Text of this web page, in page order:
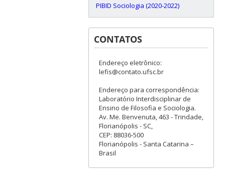
PIBID Sociologia (2020-2022)
CONTATOS
Endereço eletrônico:
lefis@contato.ufsc.br
Endereço para correspondência:
Laboratório Interdisciplinar de
Ensino de Filosofia e Sociologia.
Av. Me. Benvenuta, 463 - Trindade,
Florianópolis - SC,
CEP: 88036-500
Florianópolis - Santa Catarina –
Brasil